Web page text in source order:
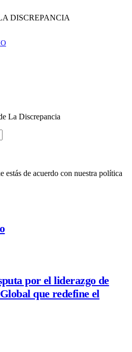
La Discrepancia
estás de acuerdo con nuestra política
por el liderazgo de
que redefine el